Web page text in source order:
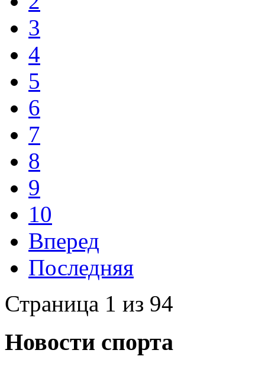
3
4
5
6
7
8
9
10
Вперед
Последняя
Страница 1 из 94
Новости спорта